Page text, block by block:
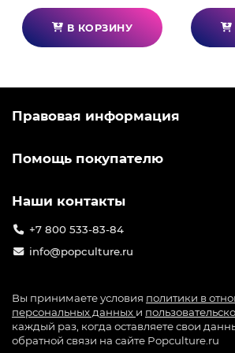
В КОРЗИНУ
Правовая информация
Помощь покупателю
Наши контакты
+7 800 533-83-84
info@popculture.ru
Вы принимаете условия политики в
персональных данных и
каждый раз, когда оставляете свои
обратной связи на сайте Popculture.ru